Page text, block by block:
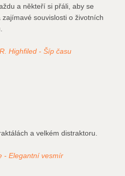
a někteří si přáli, aby se
souvislosti o životních
Highfiled - Šíp času
a velkém distraktoru.
- Elegantní vesmír